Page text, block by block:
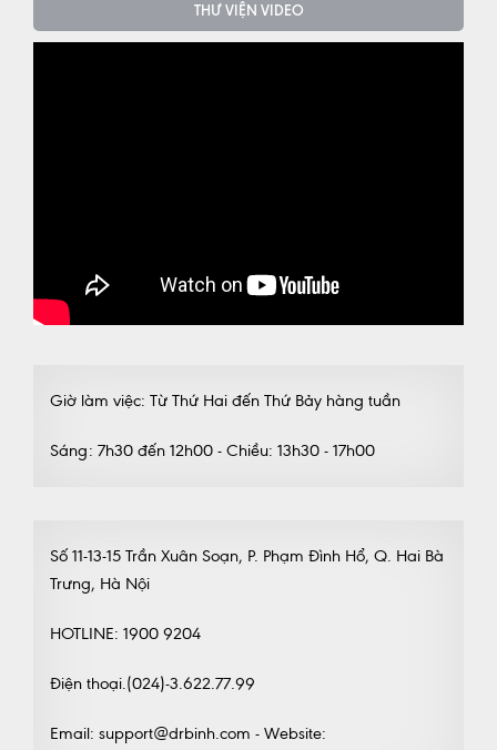
THƯ VIỆN VIDEO
Giờ làm việc: Từ Thứ Hai đến Thứ Bảy hàng tuần
Sáng: 7h30 đến 12h00 - Chiều: 13h30 - 17h00
Số 11-13-15 Trần Xuân Soạn, P. Phạm Đình Hổ, Q. Hai Bà
Trưng, Hà Nội
HOTLINE: 1900 9204
Điện thoại.(024)-3.622.77.99
Email: support@drbinh.com - Website: